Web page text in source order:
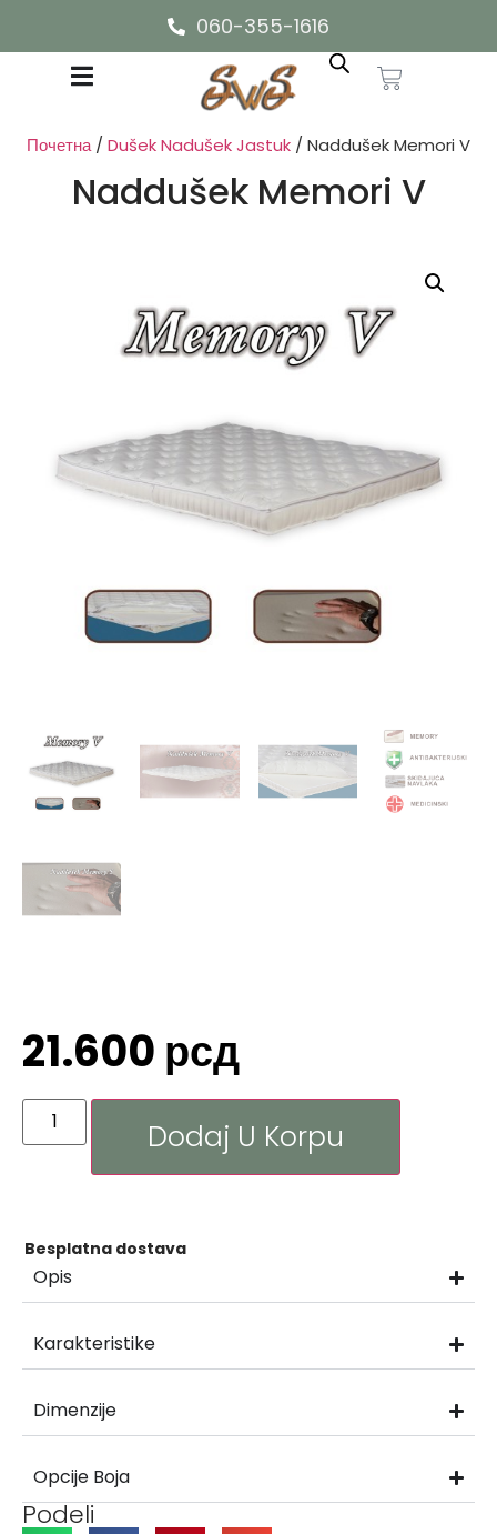
060-355-1616
Почетна/Dušek Nadušek Jastuk / Naddušek Memori V
Naddušek Memori V
21.600 рсд
Dodaj U Korpu
Besplatna dostava
Opis
Karakteristike
Dimenzije
Opcije Boja
Podeli